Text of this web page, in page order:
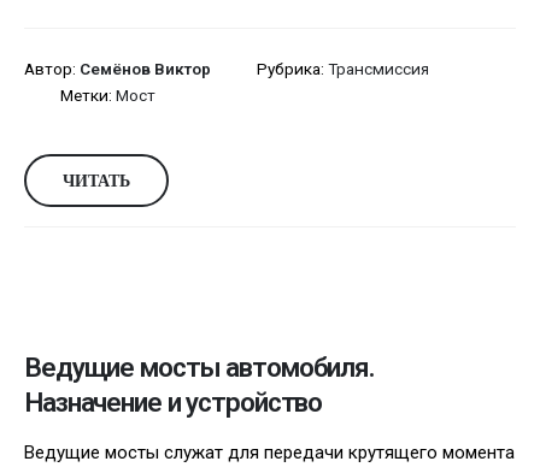
Автор: Семёнов Виктор Рубрика: Трансмиссия
Метки: Мост
ЧИТАТЬ
Ведущие мосты автомобиля.
Назначение и устройство
Ведущие мосты служат для передачи крутящего момента